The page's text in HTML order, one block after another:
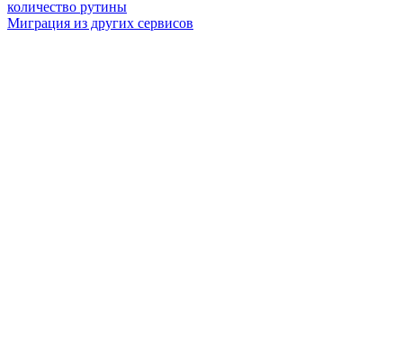
количество рутины
Миграция из других сервисов